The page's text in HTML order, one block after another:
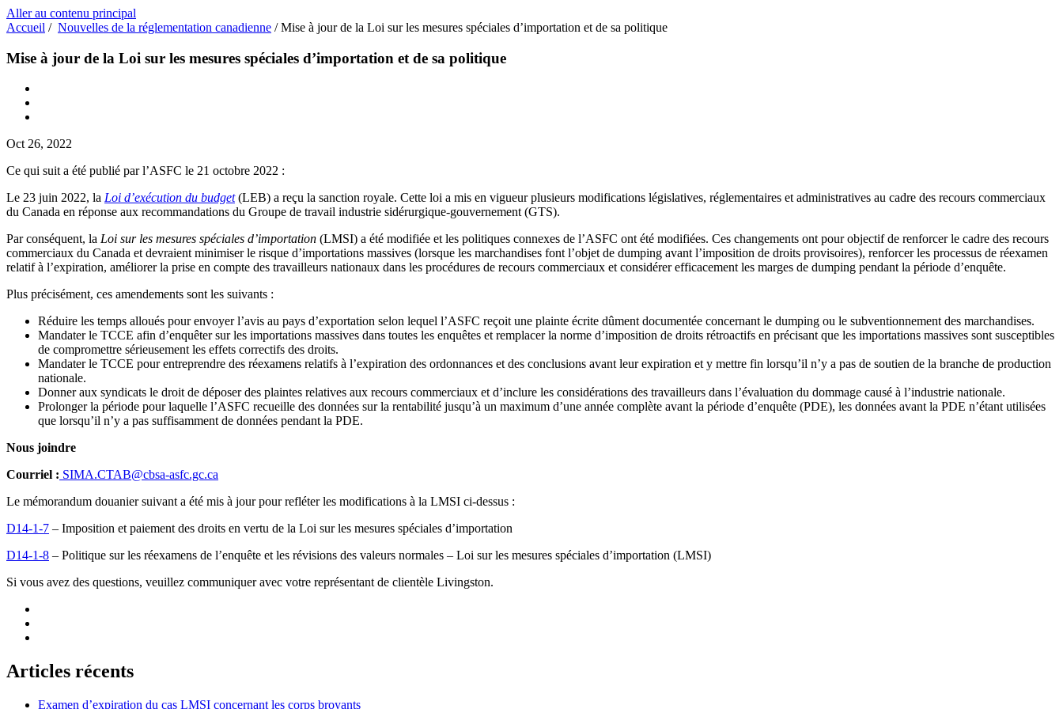
Aller au contenu principal
Accueil / Nouvelles de la réglementation canadienne /Mise à jour de la Loi sur les mesures spéciales d’importation et de sa politique
Mise à jour de la Loi sur les mesures spéciales d’importation et de sa politique
Oct 26, 2022
Ce qui suit a été publié par l’ASFC le 21 octobre 2022 :
Le 23 juin 2022, la Loi d’exécution du budget(LEB) a reçu la sanction royale. Cette loi a mis en vigueur plusieurs modifications législatives, réglementaires et administratives au cadre des recours commerciaux
du Canada en réponse aux recommandations du Groupe de travail industrie sidérurgique-gouvernement (GTS).
Par conséquent, la Loi sur les mesures spéciales d’importation (LMSI) a été modifiée et les politiques connexes de l’ASFC ont été modifiées. Ces changements ont pour objectif de renforcer le cadre des recours
commerciaux du Canada et devraient minimiser le risque d’importations massives (lorsque les marchandises font l’objet de dumping avant l’imposition de droits provisoires), renforcer les processus de réexamen
relatif à l’expiration, améliorer la prise en compte des travailleurs nationaux dans les procédures de recours commerciaux et considérer efficacement les marges de dumping pendant la période d’enquête.
Plus précisément, ces amendements sont les suivants :
Réduire les temps alloués pour envoyer l’avis au pays d’exportation selon lequel l’ASFC reçoit une plainte écrite dûment documentée concernant le dumping ou le subventionnement des marchandises.
Mandater le TCCE afin d’enquêter sur les importations massives dans toutes les enquêtes et remplacer la norme d’imposition de droits rétroactifs en précisant que les importations massives sont susceptibles
de compromettre sérieusement les effets correctifs des droits.
Mandater le TCCE pour entreprendre des réexamens relatifs à l’expiration des ordonnances et des conclusions avant leur expiration et y mettre fin lorsqu’il n’y a pas de soutien de la branche de production
nationale.
Donner aux syndicats le droit de déposer des plaintes relatives aux recours commerciaux et d’inclure les considérations des travailleurs dans l’évaluation du dommage causé à l’industrie nationale.
Prolonger la période pour laquelle l’ASFC recueille des données sur la rentabilité jusqu’à un maximum d’une année complète avant la période d’enquête (PDE), les données avant la PDE n’étant utilisées
que lorsqu’il n’y a pas suffisamment de données pendant la PDE.
Nous joindre
Courriel : SIMA.CTAB@cbsa-asfc.gc.ca
Le mémorandum douanier suivant a été mis à jour pour refléter les modifications à la LMSI ci-dessus :
D14-1-7 – Imposition et paiement des droits en vertu de la Loi sur les mesures spéciales d’importation
D14-1-8 – Politique sur les réexamens de l’enquête et les révisions des valeurs normales – Loi sur les mesures spéciales d’importation (LMSI)
Si vous avez des questions, veuillez communiquer avec votre représentant de clientèle Livingston.
Articles récents
Examen d’expiration du cas LMSI concernant les corps broyants